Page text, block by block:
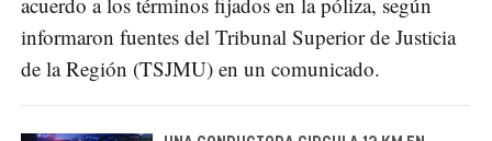
informaron fuentes del Tribunal Superior de Justicia
de la Región (TSJMU) en un comunicado.